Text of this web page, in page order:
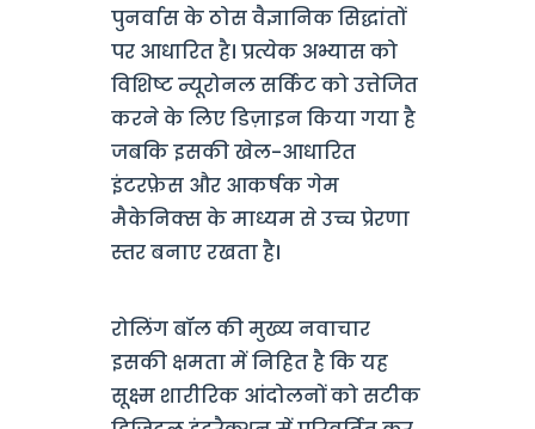
पुनर्वास के ठोस वैज्ञानिक सिद्धांतों
पर आधारित है। प्रत्येक अभ्यास को
विशिष्ट न्यूरोनल सर्किट को उत्तेजित
करने के लिए डिज़ाइन किया गया है
जबकि इसकी खेल-आधारित
इंटरफ़ेस और आकर्षक गेम
मैकेनिक्स के माध्यम से उच्च प्रेरणा
स्तर बनाए रखता है।
रोलिंग बॉल की मुख्य नवाचार
इसकी क्षमता में निहित है कि यह
सूक्ष्म शारीरिक आंदोलनों को सटीक